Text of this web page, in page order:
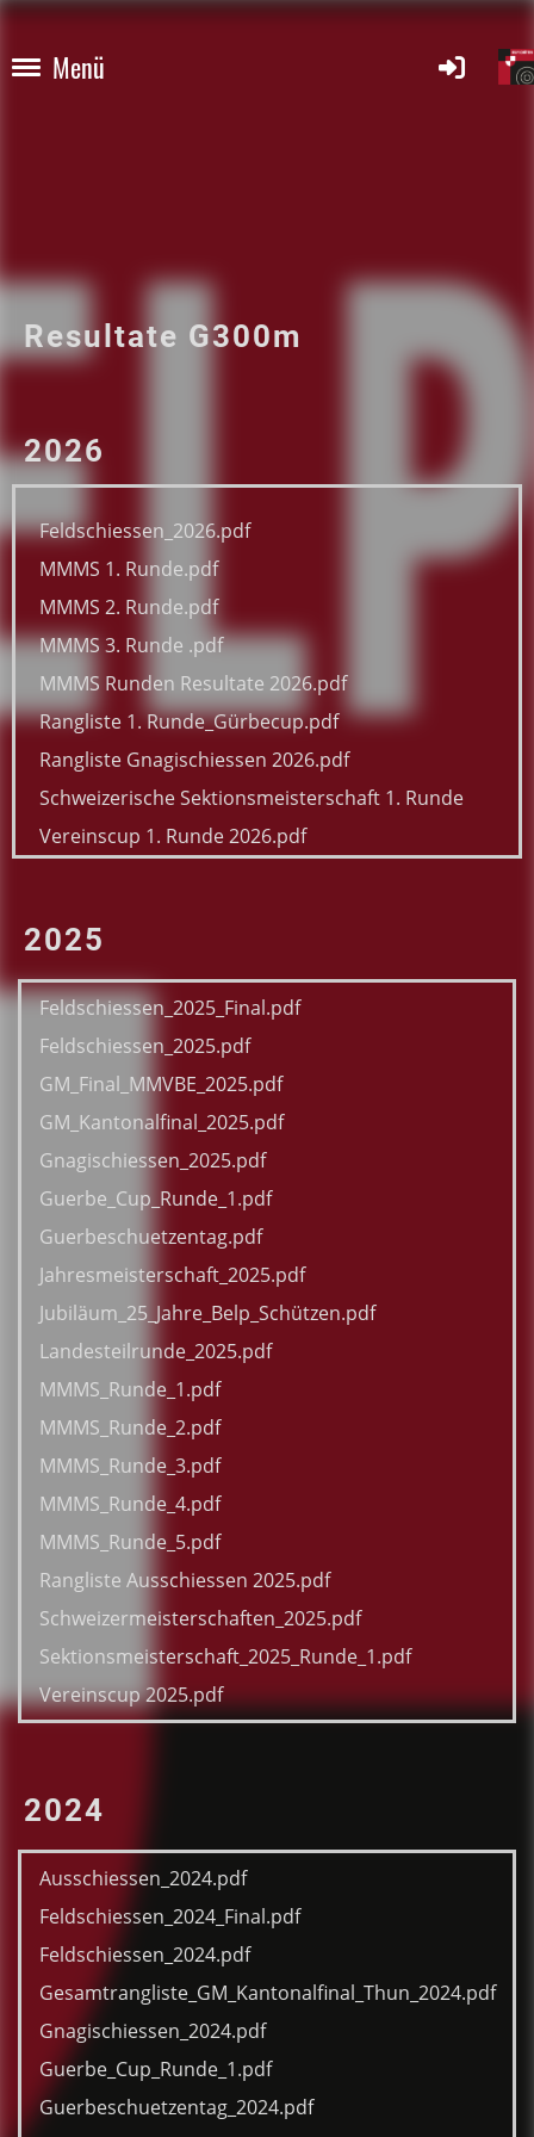
Menü
Resultate G300m
2026
Feldschiessen_2026.pdf
MMMS 1. Runde.pdf
MMMS 2. Runde.pdf
MMMS 3. Runde .pdf
MMMS Runden Resultate 2026.pdf
Rangliste 1. Runde_Gürbecup.pdf
Rangliste Gnagischiessen 2026.pdf
Schweizerische Sektionsmeisterschaft 1. Runde
Vereinscup 1. Runde 2026.pdf
2025
Feldschiessen_2025_Final.pdf
Feldschiessen_2025.pdf
GM_Final_MMVBE_2025.pdf
GM_Kantonalfinal_2025.pdf
Gnagischiessen_2025.pdf
Guerbe_Cup_Runde_1.pdf
Guerbeschuetzentag.pdf
Jahresmeisterschaft_2025.pdf
Jubiläum_25_Jahre_Belp_Schützen.pdf
Landesteilrunde_2025.pdf
MMMS_Runde_1.pdf
MMMS_Runde_2.pdf
MMMS_Runde_3.pdf
MMMS_Runde_4.pdf
MMMS_Runde_5.pdf
Rangliste Ausschiessen 2025.pdf
Schweizermeisterschaften_2025.pdf
Sektionsmeisterschaft_2025_Runde_1.pdf
Vereinscup 2025.pdf
2024
Ausschiessen_2024.pdf
Feldschiessen_2024_Final.pdf
Feldschiessen_2024.pdf
Gesamtrangliste_GM_Kantonalfinal_Thun_2024.pdf
Gnagischiessen_2024.pdf
Guerbe_Cup_Runde_1.pdf
Guerbeschuetzentag_2024.pdf